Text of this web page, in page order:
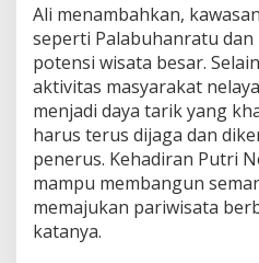
Ali menambahkan,
seperti Palabuhanratu
potensi wisata besar.
aktivitas masyarakat
menjadi daya tarik yang
harus terus dijaga dan
penerus. Kehadiran Putri
mampu membangun
memajukan pariwisata
katanya.